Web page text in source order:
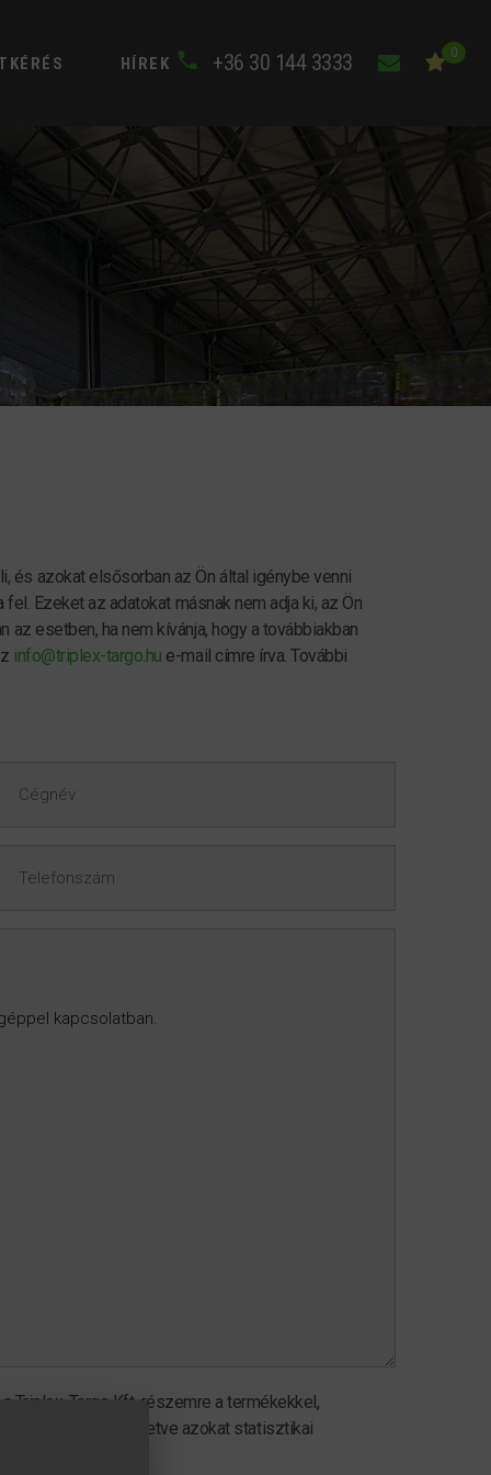
HÍREK +36 30 144 3333 0
és azokat elsősorban az Ön által igénybe venni
Ezeket az adatokat másnak nem adja ki, az Ön
esetben, ha nem kívánja, hogy a továbbiakban
info@triplex-targo.hu e-mail címre írva. További
Triplex-Targo Kft. részemre a termékekkel,
küldjön, illetve azokat statisztikai